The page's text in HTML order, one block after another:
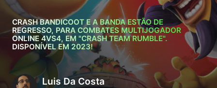
CRASH BANDICOOT E A BANDA ESTÃO DE
REGRESSO, PARA COMBATES MULTIJOGADOR
ONLINE 4VS4, EM "CRASH TEAM RUMBLE".
DISPONÍVEL EM 2023!
Luis Da Costa